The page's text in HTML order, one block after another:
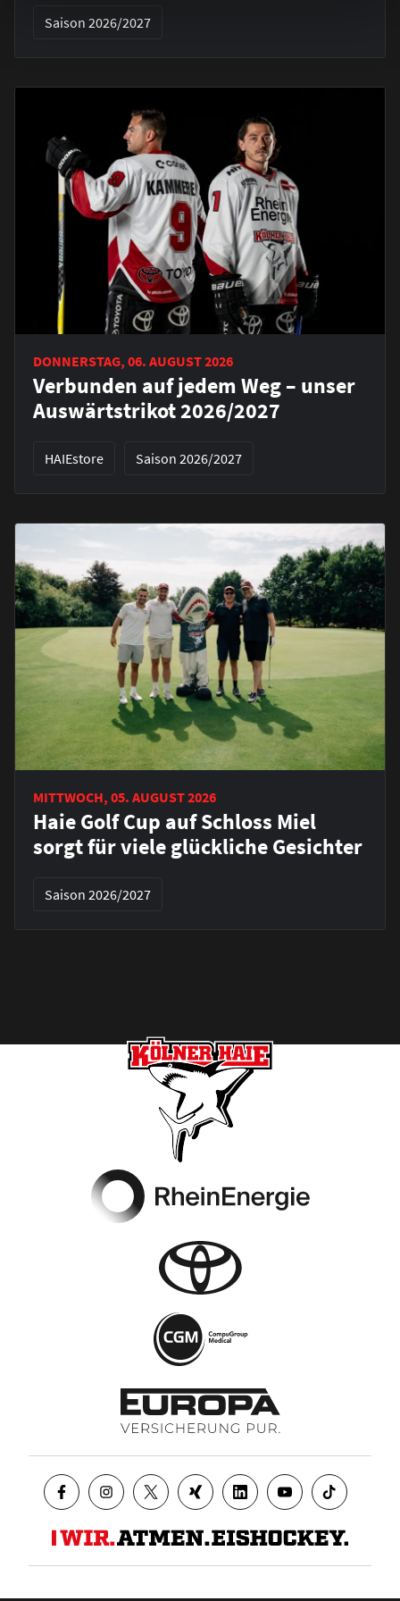
Saison 2026/2027
DONNERSTAG, 06. AUGUST 2026
Verbunden auf jedem Weg – unser
Auswärtstrikot 2026/2027
HAIEstore Saison 2026/2027
MITTWOCH, 05. AUGUST 2026
Haie Golf Cup auf Schloss Miel
sorgt für viele glückliche Gesichter
Saison 2026/2027